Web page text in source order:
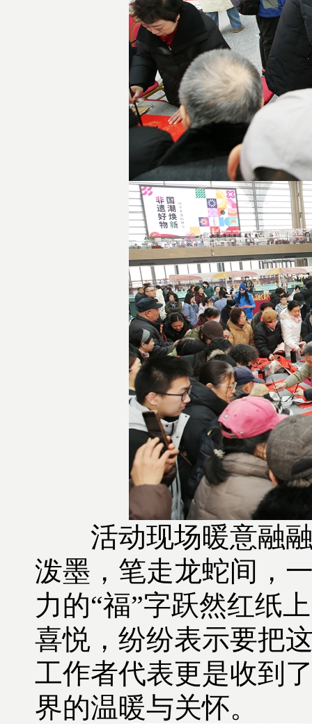
活动现场暖意融
泼墨，笔走龙蛇间，
力的“福”字跃然红纸
喜悦，纷纷表示要把
工作者代表更是收到
界的温暖与关怀。